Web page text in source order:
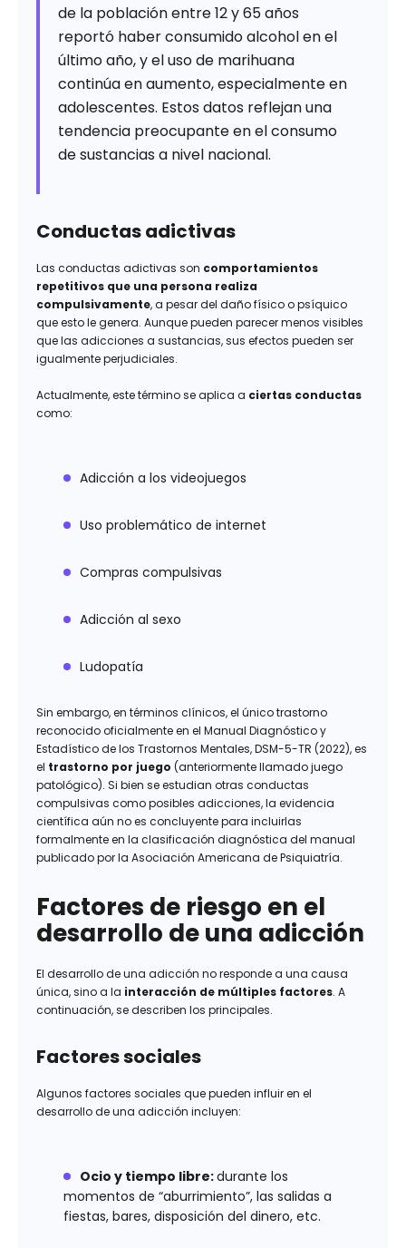
de la población entre 12 y 65 años
reportó haber consumido alcohol en el
último año, y el uso de marihuana
continúa en aumento, especialmente en
adolescentes. Estos datos reflejan una
tendencia preocupante en el consumo
de sustancias a nivel nacional.
Conductas adictivas
Las conductas adictivas son comportamientos
repetitivos que una persona realiza
compulsivamente, a pesar del daño físico o psíquico
que esto le genera. Aunque pueden parecer menos visibles
que las adicciones a sustancias, sus efectos pueden ser
igualmente perjudiciales.
Actualmente, este término se aplica a ciertas conductas
como:
Adicción a los videojuegos
Uso problemático de internet
Compras compulsivas
Adicción al sexo
Ludopatía
Sin embargo, en términos clínicos, el único trastorno
reconocido oficialmente en el Manual Diagnóstico y
Estadístico de los Trastornos Mentales, DSM-5-TR (2022), es
el trastorno por juego (anteriormente llamado juego
patológico). Si bien se estudian otras conductas
compulsivas como posibles adicciones, la evidencia
científica aún no es concluyente para incluirlas
formalmente en la clasificación diagnóstica del manual
publicado por la Asociación Americana de Psiquiatría.
Factores de riesgo en el
desarrollo de una adicción
El desarrollo de una adicción no responde a una causa
única, sino a la interacción de múltiples factores. A
continuación, se describen los principales.
Factores sociales
Algunos factores sociales que pueden influir en el
desarrollo de una adicción incluyen:
Ocio y tiempo libre:durante los
momentos de “aburrimiento”, las salidas a
fiestas, bares, disposición del dinero, etc.